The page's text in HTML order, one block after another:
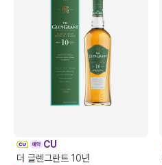
CU
더 글렌그란트 10년